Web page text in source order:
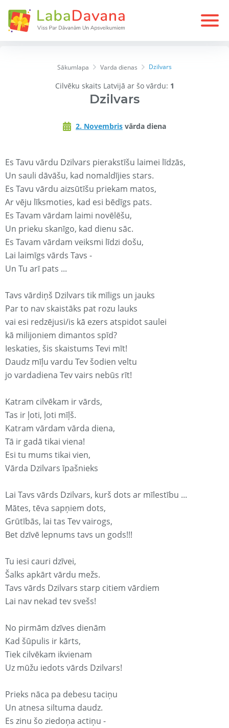
Sākumlapa Varda dienas Dzilvars
Cilvēku skaits Latvijā ar šo vārdu: 1
Dzilvars
2. Novembris vārda diena
Es Tavu vārdu Dzilvars pierakstīšu laimei līdzās,
Un sauli dāvāšu, kad nomaldījies stars.
Es Tavu vārdu aizsūtīšu priekam matos,
Ar vēju līksmoties, kad esi bēdīgs pats.
Es Tavam vārdam laimi novēlēšu,
Un prieku skanīgo, kad dienu sāc.
Es Tavam vārdam veiksmi līdzi došu,
Lai laimīgs vārds Tavs -
Un Tu arī pats ...
Tavs vārdiņš Dzilvars tik mīligs un jauks
Par to nav skaistāks pat rozu lauks
vai esi redzējusi/is kā ezers atspidot saulei
kā milijoniem dimantos spīd?
Ieskaties, šis skaistums Tevi mīt!
Daudz mīļu vardu Tev šodien veltu
jo vardadiena Tev vairs nebūs rīt!
Katram cilvēkam ir vārds,
Tas ir ļoti, ļoti mīļš.
Katram vārdam vārda diena,
Tā ir gadā tikai viena!
Esi tu mums tikai vien,
Vārda Dzilvars īpašnieks
Lai Tavs vārds Dzilvars, kurš dots ar mīlestību ...
Mātes, tēva sapņiem dots,
Grūtībās, lai tas Tev vairogs,
Bet dzīvē lepnums tavs un gods!!!
Tu iesi cauri dzīvei,
Šalks apkārt vārdu mežs.
Tavs vārds Dzilvars starp citiem vārdiem
Lai nav nekad tev svešs!
No pirmām dzīves dienām
Kad šūpulis ir kārts,
Tiek cilvēkam ikvienam
Uz mūžu iedots vārds Dzilvars!
Prieks nāca pa debesu taciņu
Un atnesa siltuma daudz.
Es zinu šo ziedoņa actiņu -